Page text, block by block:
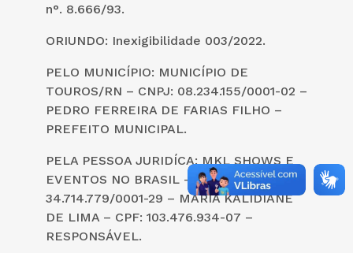
n°. 8.666/93.
ORIUNDO: Inexigibilidade 003/2022.
PELO MUNICÍPIO: MUNICÍPIO DE
TOUROS/RN – CNPJ: 08.234.155/0001-02 –
PEDRO FERREIRA DE FARIAS FILHO –
PREFEITO MUNICIPAL.
PELA PESSOA JURIDÍCA: MKL SHOWS E
EVENTOS NO BRASIL – ME – CNPJ:
34.714.779/0001-29 – MARIA KALIDIANE
DE LIMA – CPF: 103.476.934-07 –
RESPONSÁVEL.